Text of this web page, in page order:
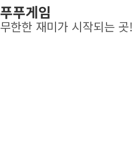
푸푸게임
무한한 재미가 시작되는 곳!